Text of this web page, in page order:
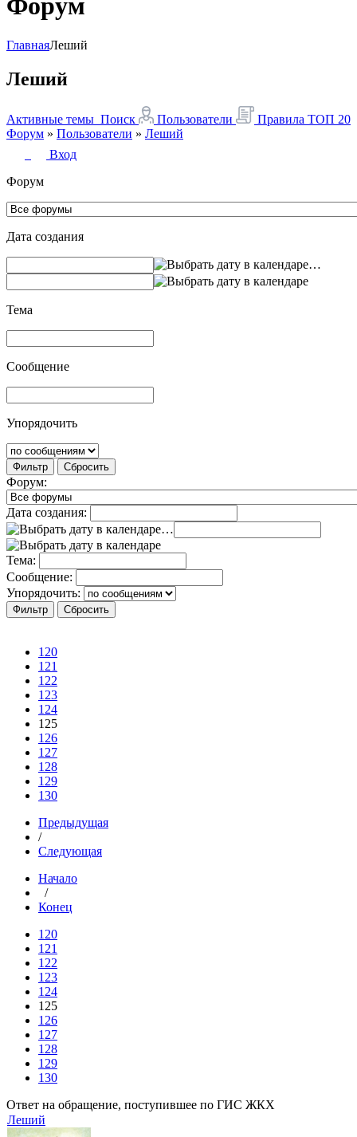
Форум
ГлавнаяЛеший
Леший
Активные темы Поиск Пользователи Правила ТОП 20
Форум » Пользователи » Леший
Вход
Форум
Дата создания
…
Тема
Сообщение
Упорядочить
Фильтр Сбросить
Форум:
Дата создания:
…
Тема:
Сообщение:
Упорядочить:
120
121
122
123
124
125
126
127
128
129
130
Предыдущая
/
Следующая
Начало
/
Конец
120
121
122
123
124
125
126
127
128
129
130
Ответ на обращение, поступившее по ГИС ЖКХ
Леший